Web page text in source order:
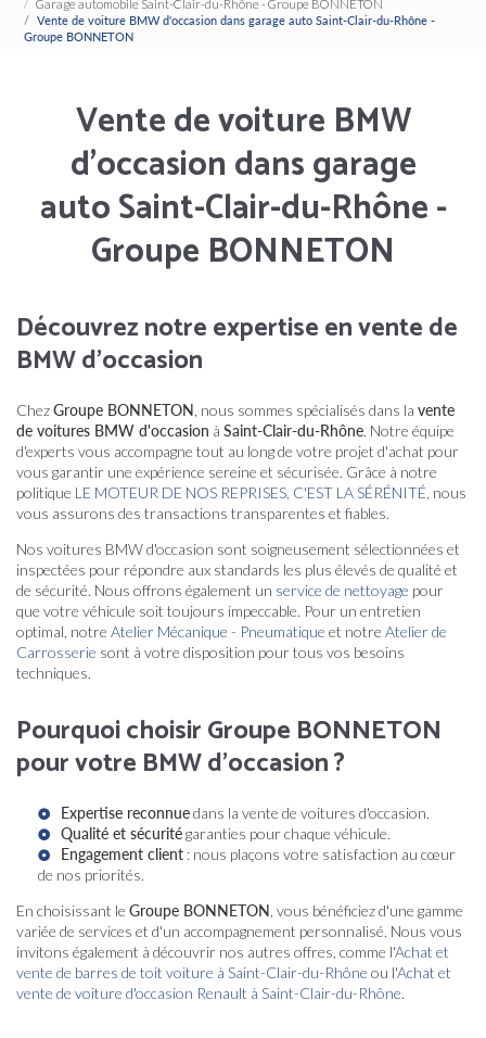
Garage automobile Saint-Clair-du-Rhône - Groupe BONNETON
Vente de voiture BMW d'occasion dans garage auto Saint-Clair-du-Rhône -
Groupe BONNETON
Vente de voiture BMW
d'occasion dans garage
auto Saint-Clair-du-Rhône -
Groupe BONNETON
Découvrez notre expertise en vente de
BMW d'occasion
ChezGroupe BONNETON , nous sommes spécialisés dans la vente
de voitures BMW d'occasion à Saint-Clair-du-Rhône. Notre équipe
d'experts vous accompagne tout au long de votre projet d'achat pour
vous garantir une expérience sereine et sécurisée. Grâce à notre
politique LE MOTEUR DE NOS REPRISES, C'EST LA SÉRÉNITÉ , nous
vous assurons des transactions transparentes et fiables.
Nos voitures BMW d'occasion sont soigneusement sélectionnées et
inspectées pour répondre aux standards les plus élevés de qualité et
de sécurité. Nous offrons également un service de nettoyage pour
que votre véhicule soit toujours impeccable. Pour un entretien
optimal, notre Atelier Mécanique - Pneumatique et notre Atelier de
Carrosserie sont à votre disposition pour tous vos besoins
techniques.
Pourquoi choisir Groupe BONNETON
pour votre BMW d'occasion ?
Expertise reconnuedans la vente de voitures d'occasion.
Qualité et sécuritégaranties pour chaque véhicule.
Engagement client : nous plaçons votre satisfaction au cœur
de nos priorités.
En choisissant le Groupe BONNETON , vous bénéficiez d'une gamme
variée de services et d'un accompagnement personnalisé. Nous vous
invitons également à découvrir nos autres offres, comme l'Achat et
vente de barres de toit voiture à Saint-Clair-du-Rhône ou l'Achat et
vente de voiture d'occasion Renault à Saint-Clair-du-Rhône.